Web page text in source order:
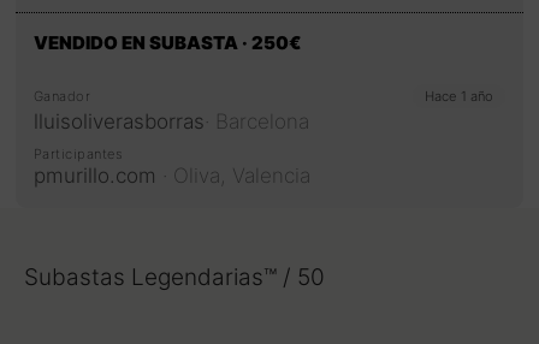
VENDIDO EN SUBASTA · 250€
Ganador Hace 1 año
lluisoliverasborras· Barcelona
Participantes
pmurillo.com · Oliva, Valencia
Subastas Legendarias™ / 50